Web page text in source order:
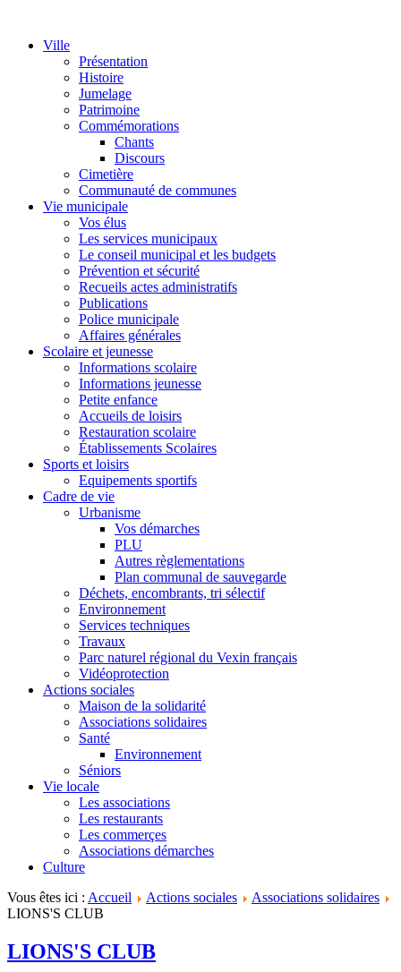
Ville
Présentation
Histoire
Jumelage
Patrimoine
Commémorations
Chants
Discours
Cimetière
Communauté de communes
Vie municipale
Vos élus
Les services municipaux
Le conseil municipal et les budgets
Prévention et sécurité
Recueils actes administratifs
Publications
Police municipale
Affaires générales
Scolaire et jeunesse
Informations scolaire
Informations jeunesse
Petite enfance
Accueils de loisirs
Restauration scolaire
Établissements Scolaires
Sports et loisirs
Equipements sportifs
Cadre de vie
Urbanisme
Vos démarches
PLU
Autres règlementations
Plan communal de sauvegarde
Déchets, encombrants, tri sélectif
Environnement
Services techniques
Travaux
Parc naturel régional du Vexin français
Vidéoprotection
Actions sociales
Maison de la solidarité
Associations solidaires
Santé
Environnement
Séniors
Vie locale
Les associations
Les restaurants
Les commerçes
Associations démarches
Culture
Vous êtes ici : Accueil Actions sociales
Associations solidaires
LIONS'S CLUB
LIONS'S CLUB